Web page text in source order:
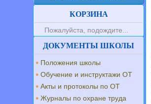
КОРЗИНА
Пожалуйста, подождите...
ДОКУМЕНТЫ ШКОЛЫ
Положения школы
Обучение и инструктажи ОТ
Акты и протоколы по ОТ
Журналы по охране труда